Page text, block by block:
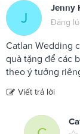
J
Jenny
Đăng
Catlan Wedding
quà tặng để các
theo ý tưởng
Viết trả lời